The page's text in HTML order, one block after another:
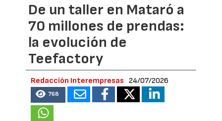
De un taller en Mataró a
70 millones de prendas:
la evolución de
Teefactory
Redacción Interempresas 24/07/2026
768